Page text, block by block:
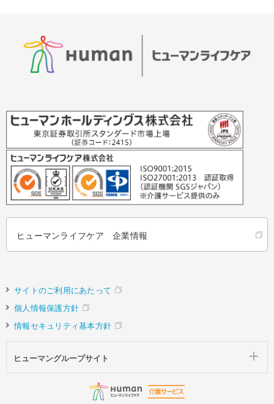
ヒューマンライフケア 企業情報
サイトのご利用にあたって
個人情報保護方針
情報セキュリティ基本方針
ヒューマングループサイト